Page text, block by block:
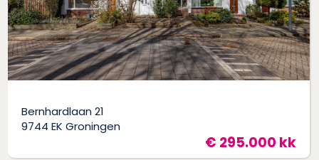
Bernhardlaan 21
9744 EK Groningen
€ 295.000 kk